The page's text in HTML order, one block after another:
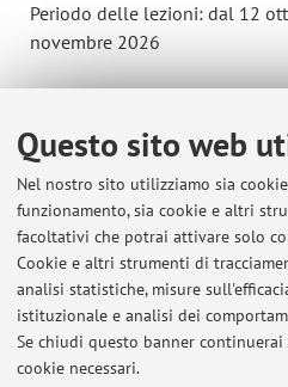
Questo sito web
Nel nostro sito utilizziamo sia
funzionamento, sia cookie e altri
facoltativi che potrai attivare solo
Cookie e altri strumenti di
analisi statistiche, misure
istituzionale e analisi dei
Se chiudi questo banner
cookie necessari.
Periodo delle lezioni: dal 12
novembre 2026
Ultimi
Risultati Informatica giuridica (canali
Technology and Law - Appello del
Pubblicato il: 07 luglio 2026
Calendario Esami per Informatica
2026 / Exam sessions for
session 2026